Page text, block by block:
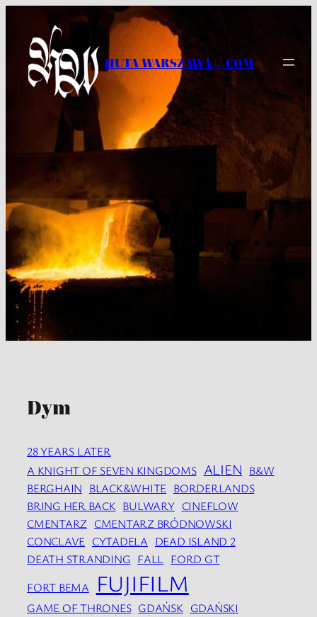
treści
HUTA WARSZAWA |.| COM
Dym
28 YEARS LATER
A KNIGHT OF SEVEN KINGDOMS ALIEN B&W
BERGHAIN BLACK&WHITE BORDERLANDS
BRING HER BACK BULWARY CINEFLOW
CMENTARZ CMENTARZ BRÓDNOWSKI
CONCLAVE CYTADELA DEAD ISLAND 2
DEATH STRANDING FALL FORD GT
FORT BEMA
FUJIFILM
GAME OF THRONES GDAŃSK GDAŃSKI